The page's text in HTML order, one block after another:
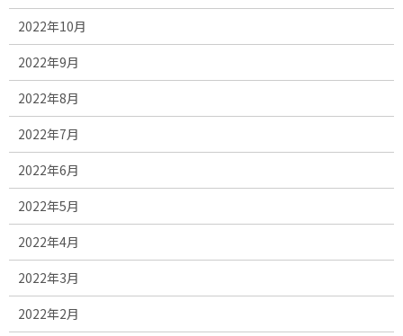
2022年10月
2022年9月
2022年8月
2022年7月
2022年6月
2022年5月
2022年4月
2022年3月
2022年2月